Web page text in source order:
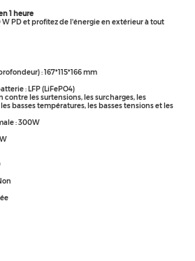
1 heure
W PD et profitez de l'énergie en extérieur à tout
: 167*115*166 mm
: LFP (LiFePO4)
les surtensions, les surcharges, les
basses températures, les basses tensions et les
: 300W